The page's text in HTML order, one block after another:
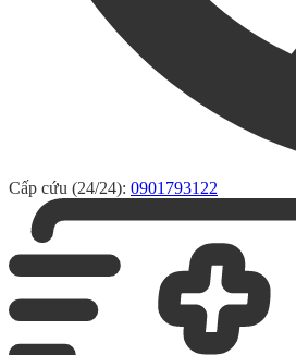
Cấp cứu (24/24): 0901793122